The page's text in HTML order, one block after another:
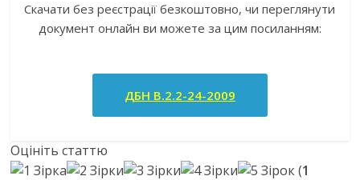
Скачати без реєстрації безкоштовно, чи переглянути
документ онлайн ви можете за цим посиланням:
ДБН В.2.2-24-2009
Оцініть статтю
(1